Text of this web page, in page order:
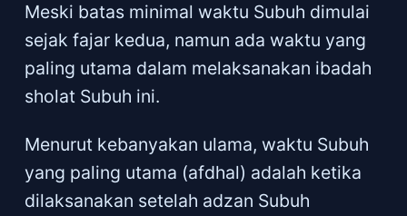
Meski batas minimal waktu Subuh dimulai
sejak fajar kedua, namun ada waktu yang
paling utama dalam melaksanakan ibadah
sholat Subuh ini.
Menurut kebanyakan ulama, waktu Subuh
yang paling utama (afdhal) adalah ketika
dilaksanakan setelah adzan Subuh